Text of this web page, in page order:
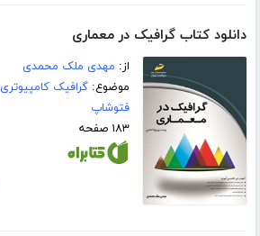
دانلود کتاب گرافیک در معماری
از: مهدی ملک محمدی
موضوع:گرافیک کامپیوتری
فتوشاپ
۱۸۳ صفحه